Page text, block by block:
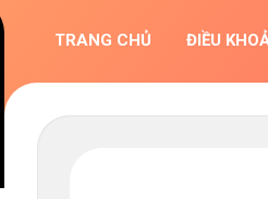
TRANG CHỦ ĐIỀU